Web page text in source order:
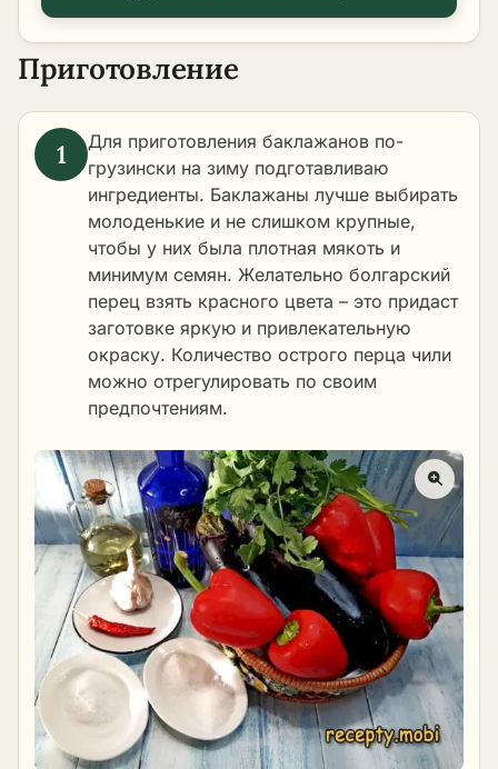
Приготовление
Для приготовления баклажанов по-
грузински на зиму подготавливаю
ингредиенты. Баклажаны лучше выбирать
молоденькие и не слишком крупные,
чтобы у них была плотная мякоть и
минимум семян. Желательно болгарский
перец взять красного цвета – это придаст
заготовке яркую и привлекательную
окраску. Количество острого перца чили
можно отрегулировать по своим
предпочтениям.